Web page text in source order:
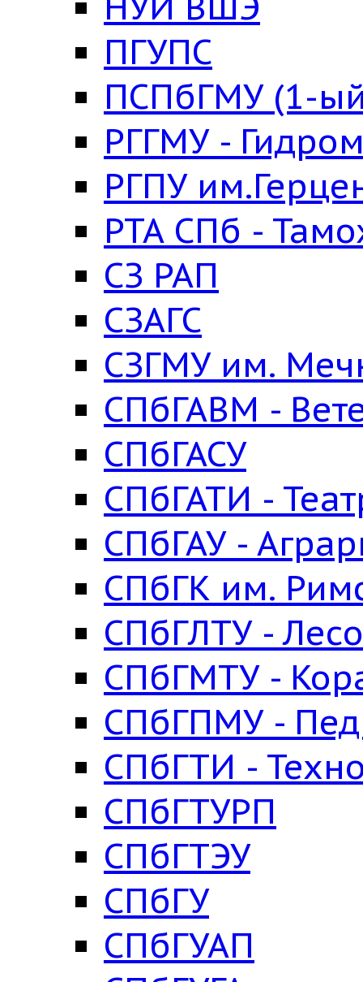
ПГУПС
ПСПбГМУ (1-
РГГМУ -
РГПУ
РТА СПб -
СЗ РАП
СЗАГС
СЗГМУ им.
СПбГАВМ -
СПбГАСУ
СПбГАТИ -
СПбГАУ -
СПбГК им.
СПбГЛТУ -
СПбГМТУ -
СПбГПМУ -
СПбГТИ -
СПбГТУРП
СПбГТЭУ
СПбГУ
СПбГУАП